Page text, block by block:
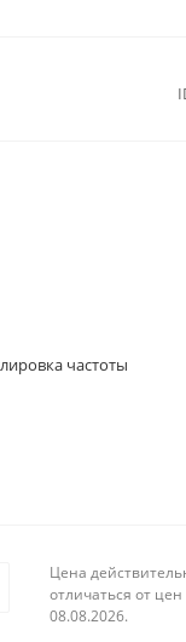
частоты
Цена
отличаться от
08.08.2026.